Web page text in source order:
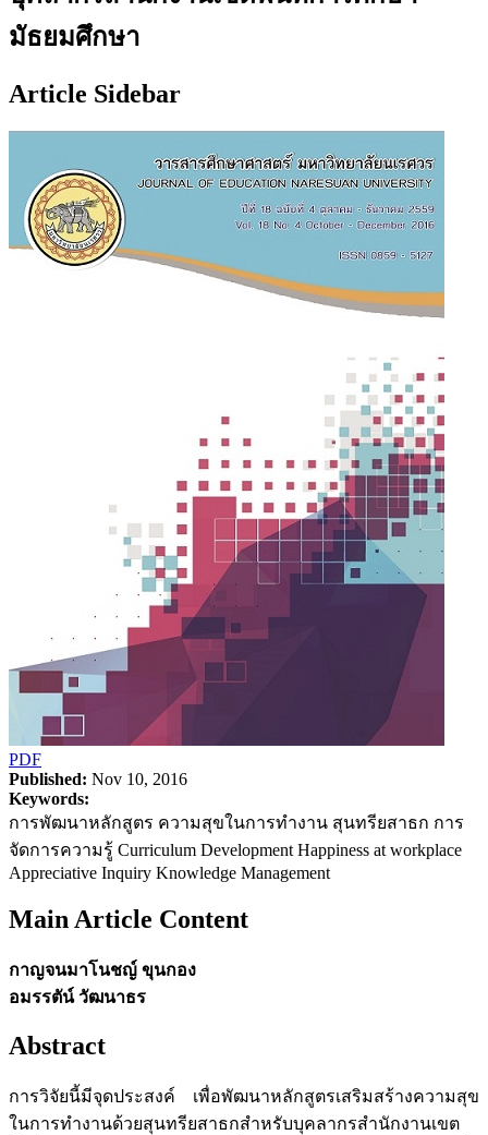
มัธยมศึกษา
Article Sidebar
PDF
Published: Nov 10, 2016
Keywords:
การพัฒนาหลักสูตร ความสุขในการทำงาน สุนทรียสาธก การ
จัดการความรู้ Curriculum Development Happiness at workplace
Appreciative Inquiry Knowledge Management
Main Article Content
กาญจนมาโนชญ์ ขุนกอง
อมรรตัน์ วัฒนาธร
Abstract
การวิจัยนี้มีจุดประสงค์ เพื่อพัฒนาหลักสูตรเสริมสร้างความสุข
ในการทำงานด้วยสุนทรียสาธกสำหรับบุคลากรสำนักงานเขต